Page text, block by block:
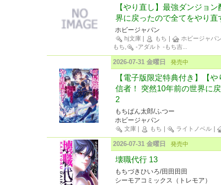
【やり直し】最強ダンジョ
界に戻ったので全てをやり直
ホビージャパン
hj文庫 もち
ホビージャパ
もち,
-アダルト -もち吉...
2026-07-31 金曜日 発売中
【電子版限定特典付き】【
信者！ 突然10年前の世界に
2
もちぱん太郎/ふつー
ホビージャパン
文庫 もち ライトノベル
2026-07-31 金曜日 発売中
壊職代行 13
もちづきひいろ/田田田田
シーモアコミックス（トレモア）